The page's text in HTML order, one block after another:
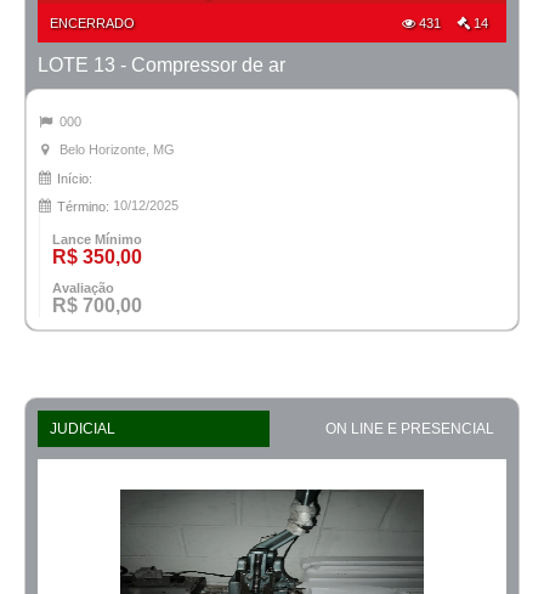
ENCERRADO 431 14
LOTE 13 - Compressor de ar
000
Belo Horizonte, MG
Início:
Término: 10/12/2025
Lance Mínimo
R$ 350,00
Avaliação
R$ 700,00
JUDICIAL ON LINE E PRESENCIAL